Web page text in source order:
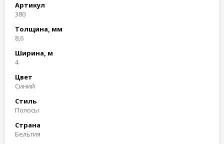
Артикул
380
Толщина, мм
8,6
Ширина, м
4
Цвет
Синий
Стиль
Полосы
Страна
Бельгия